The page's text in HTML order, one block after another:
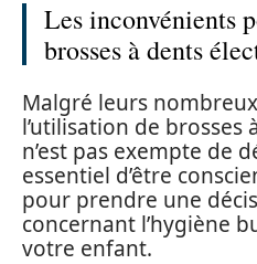
Les inconvénients
brosses à dents
Malgré leurs
l’utilisation de brosses
n’est pas exempte de
essentiel d’être
pour prendre une
concernant l’hygiène
votre enfant.